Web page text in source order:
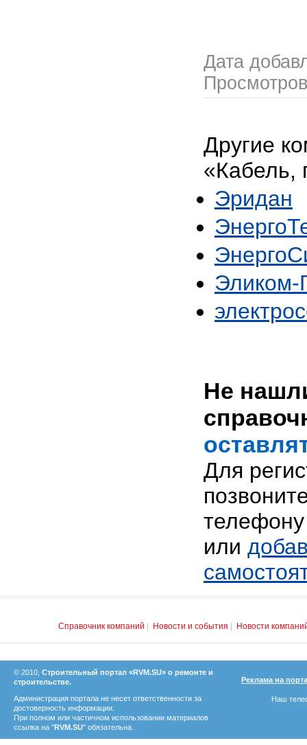
Дата
Другие
«Кабель,
Эридан
Эликом-
Не
Для
или
Справочник компаний Новости и события Новости
© 2010, Строительный портал «RVM.SU» о ремонте и
строительстве.
Администрация портала не несет ответственности за
достоверность информации.
При полном или частичном использовании материалов
ссылка на "RVM.SU" обязательна.
Реклама на
Наш